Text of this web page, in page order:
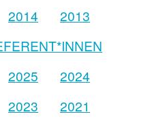
2014
2013
2025
2024
2023
2021